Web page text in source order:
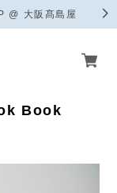
大阪髙島屋
Book